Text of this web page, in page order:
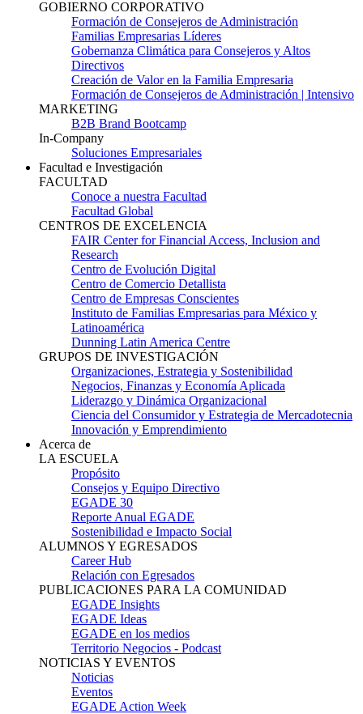
GOBIERNO CORPORATIVO
Formación de Consejeros de Administración
Familias Empresarias Líderes
Gobernanza Climática para Consejeros y Altos
Directivos
Creación de Valor en la Familia Empresaria
Formación de Consejeros de Administración | Intensivo
MARKETING
B2B Brand Bootcamp
In-Company
Soluciones Empresariales
Facultad e Investigación
FACULTAD
Conoce a nuestra Facultad
Facultad Global
CENTROS DE EXCELENCIA
FAIR Center for Financial Access, Inclusion and
Research
Centro de Evolución Digital
Centro de Comercio Detallista
Centro de Empresas Conscientes
Instituto de Familias Empresarias para México y
Latinoamérica
Dunning Latin America Centre
GRUPOS DE INVESTIGACIÓN
Organizaciones, Estrategia y Sostenibilidad
Negocios, Finanzas y Economía Aplicada
Liderazgo y Dinámica Organizacional
Ciencia del Consumidor y Estrategia de Mercadotecnia
Innovación y Emprendimiento
Acerca de
LA ESCUELA
Propósito
Consejos y Equipo Directivo
EGADE 30
Reporte Anual EGADE
Sostenibilidad e Impacto Social
ALUMNOS Y EGRESADOS
Career Hub
Relación con Egresados
PUBLICACIONES PARA LA COMUNIDAD
EGADE Insights
EGADE Ideas
EGADE en los medios
Territorio Negocios - Podcast
NOTICIAS Y EVENTOS
Noticias
Eventos
EGADE Action Week